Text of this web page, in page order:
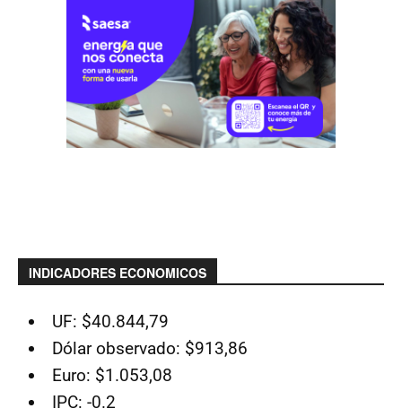
INDICADORES ECONOMICOS
UF: $40.844,79
Dólar observado: $913,86
Euro: $1.053,08
IPC: -0.2